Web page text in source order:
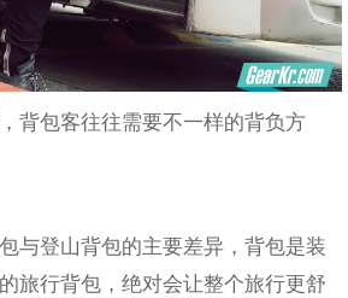
背包客往往需要不一样的背负方
与登山背包的主要差异，背包是装
旅行背包，绝对会让整个旅行更舒